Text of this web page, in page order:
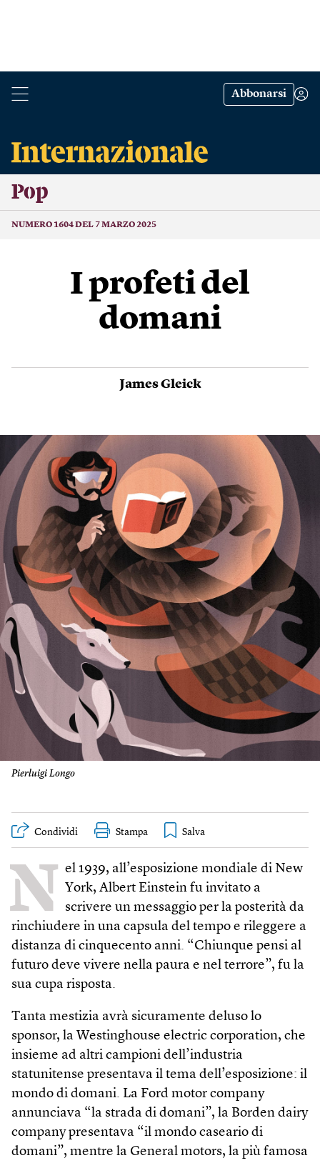
Abbonarsi
Pop
NUMERO 1604 DEL 7 MARZO 2025
I profeti del
domani
James Gleick
Pierluigi Longo
Condividi Stampa
N el 1939, all’esposizione mondiale di New
York, Albert Einstein fu invitato a
scrivere un messaggio per la posterità da
rinchiudere in una capsula del tempo e rileggere a
distanza di cinquecento anni. “Chiunque pensi al
futuro deve vivere nella paura e nel terrore”, fu la
sua cupa risposta.
Tanta mestizia avrà sicuramente deluso lo
sponsor, la Westinghouse electric corporation, che
insieme ad altri campioni dell’industria
statunitense presentava il tema dell’esposizione: il
mondo di domani. La Ford motor company
annunciava “la strada di domani”, la Borden dairy
company presentava “il mondo caseario di
domani”, mentre la General motors, la più famosa